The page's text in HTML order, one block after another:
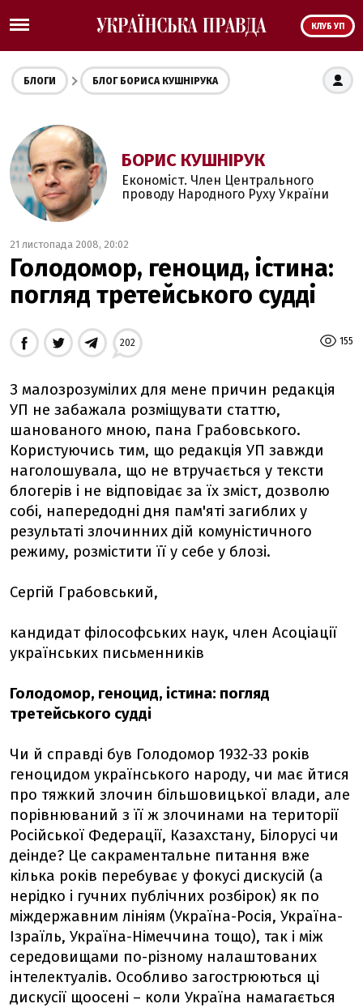
КЛУБ УП
БЛОГИ БЛОГ БОРИСА КУШНІРУКА
БОРИС КУШНІРУК
Економіст. Член Центрального
проводу Народного Руху України
21 листопада 2008, 20:02
Голодомор, геноцид, істина:
погляд третейського судді
155
202
З малозрозумілих для мене причин редакція
УП не забажала розміщувати статтю,
шанованого мною, пана Грабовського.
Користуючись тим, що редакція УП завжди
наголошувала, що не втручається у тексти
блогерів і не відповідає за їх зміст, дозволю
собі, напередодні дня пам'яті загиблих у
результаті злочинних дій комуністичного
режиму, розмістити її у себе у блозі.
Сергій Грабовський,
кандидат філософських наук, член Асоціації
українських письменників
Голодомор, геноцид, істина: погляд
третейського судді
Чи й справді був Голодомор 1932-33 років
геноцидом українського народу, чи має йтися
про тяжкий злочин більшовицької влади, але
порівнюваний з її ж злочинами на території
Російської Федерації, Казахстану, Білорусі чи
деінде? Це сакраментальне питання вже
кілька років перебуває у фокусі дискусій (а
нерідко і гучних публічних розбірок) як по
міждержавним лініям (Україна-Росія, Україна-
Ізраїль, Україна-Німеччина тощо), так і між
середовищами по-різному налаштованих
інтелектуалів. Особливо загострюються ці
дискусії щоосені – коли Україна намагається